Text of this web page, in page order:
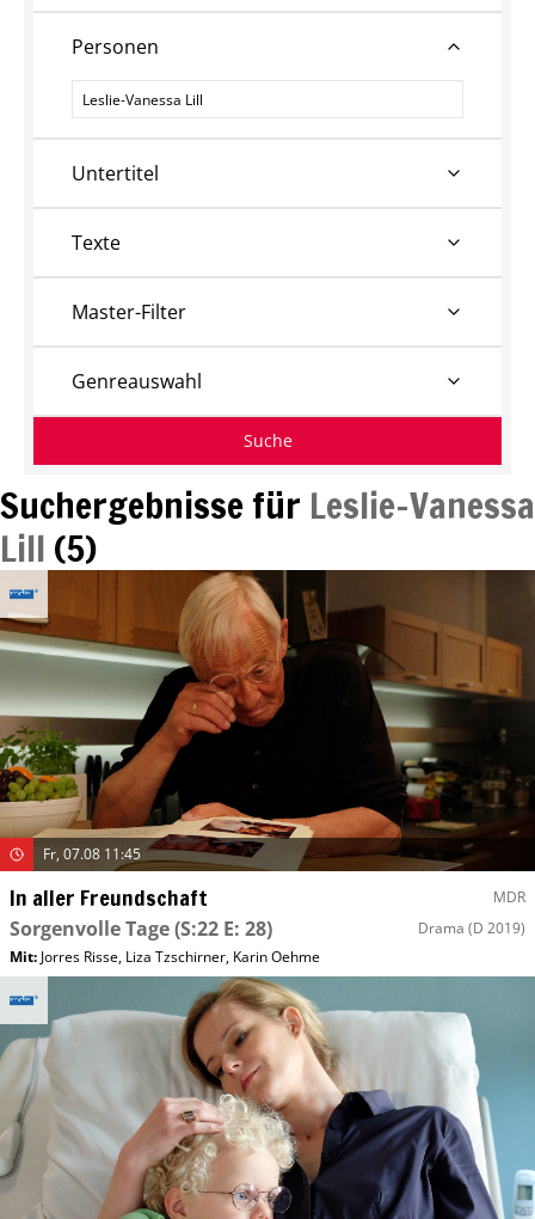
Suchergebnisse für Leslie-Vanessa
Lill (5)
Fr, 07.08 11:45
In aller Freundschaft MDR
Sorgenvolle Tage(S:22 E: 28) Drama (D 2019)
Mit: Jorres Risse, Liza Tzschirner, Karin Oehme
Personen
Personen
Untertitel
Texte
Master-Filter
Genreauswahl
Suche